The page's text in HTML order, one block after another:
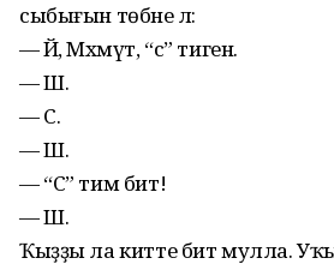
сыбы­ғын төбәне лә:
— Йә, Мәхмүт, “с” тиген.
— Ш.
— С.
— Ш.
— “С” тим бит!
— Ш.
Ҡыҙҙы ла китте бит мулла.